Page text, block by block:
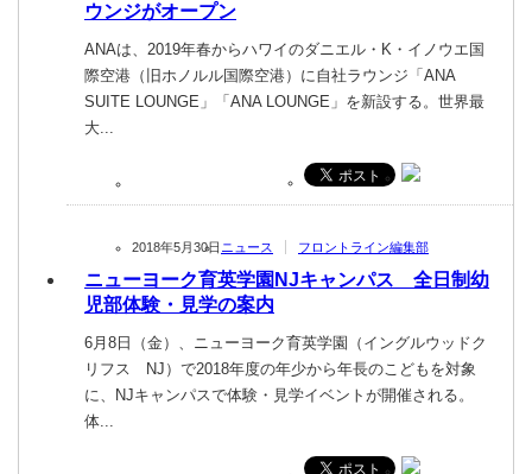
ウンジがオープン
ANAは、2019年春からハワイのダニエル・K・イノウエ国
際空港（旧ホノルル国際空港）に自社ラウンジ「ANA
SUITE LOUNGE」「ANA LOUNGE」を新設する。世界最
大...
2018年5月30日 ニュース フロントライン編集部
ニューヨーク育英学園NJキャンパス 全日制幼
児部体験・見学の案内
6月8日（金）、ニューヨーク育英学園（イングルウッドク
リフス NJ）で2018年度の年少から年長のこどもを対象
に、NJキャンパスで体験・見学イベントが開催される。
体...